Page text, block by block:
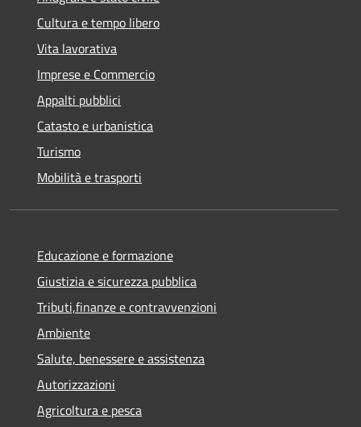
Cultura e tempo libero
Vita lavorativa
Imprese e Commercio
Appalti pubblici
Catasto e urbanistica
Turismo
Mobilità e trasporti
Educazione e formazione
Giustizia e sicurezza pubblica
Tributi,finanze e contravvenzioni
Ambiente
Salute, benessere e assistenza
Autorizzazioni
Agricoltura e pesca